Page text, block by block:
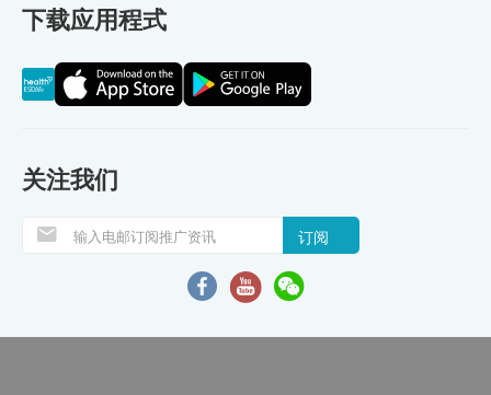
下载应用程式
关注我们
订阅